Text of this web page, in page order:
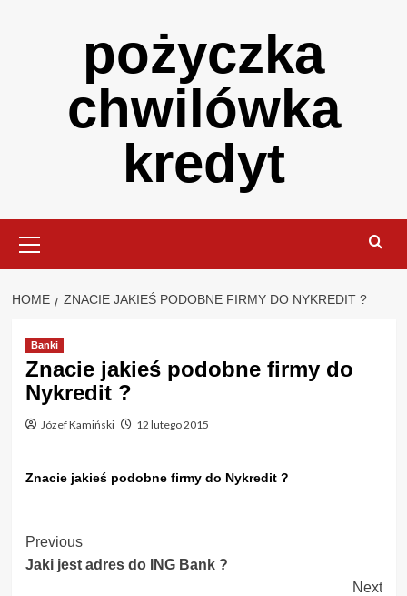
pożyczka
chwilówka
kredyt
Menu
HOME ZNACIE JAKIEŚ PODOBNE FIRMY DO NYKREDIT ?
Banki
Znacie jakieś podobne firmy do
Nykredit ?
Józef Kamiński 12 lutego 2015
Znacie jakieś podobne firmy do Nykredit ?
Post
Navigation
Previous
Jaki jest adres do ING Bank ?
Next